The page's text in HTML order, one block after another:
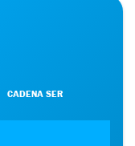
CADENA SER